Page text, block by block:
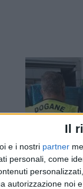
Il
e i nostri partner
personali, come
autorizzazione noi